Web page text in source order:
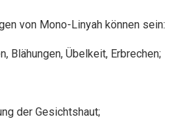
von Mono-Linyah können sein:
Blähungen, Übelkeit, Erbrechen;
der Gesichtshaut;